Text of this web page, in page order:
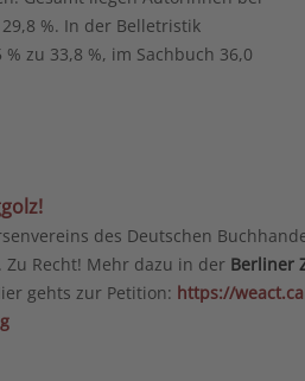
des Deutschen
Recht! Mehr dazu in der Berliner
gehts zur Petition: https://